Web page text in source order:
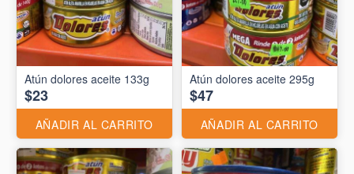
Atún dolores aceite 133g
$23
AÑADIR AL CARRITO
Atún dolores aceite 295g
$47
AÑADIR AL CARRITO